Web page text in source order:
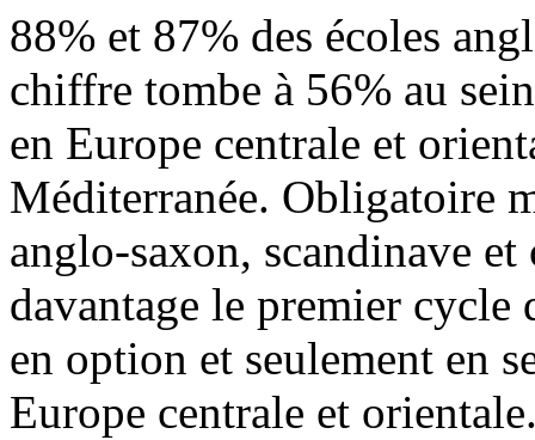
88% et 87% des écoles
chiffre tombe à 56% au
en Europe centrale et
Méditerranée. Obligatoire
anglo-saxon, scandinave
davantage le premier cycle
en option et seulement en
Europe centrale et